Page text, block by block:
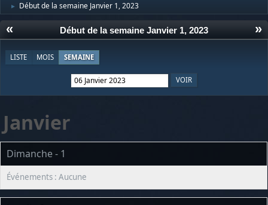
► Début de la semaine Janvier 1, 2023
« »
Début de la semaine Janvier 1, 2023
LISTE MOIS SEMAINE
Janvier
Dimanche - 1